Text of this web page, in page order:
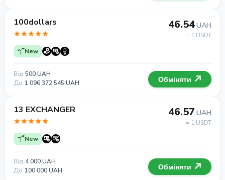
100dollars
New
46.54UAH
= 1 USDT
Від 500 UAH
До 1 096 372 545 UAH Обміняти
13 EXCHANGER
New
46.57 UAH
= 1 USDT
Від 4 000 UAH
До 100 000 UAH Обміняти